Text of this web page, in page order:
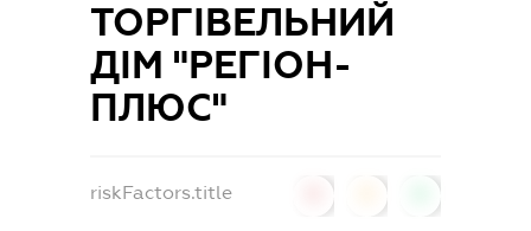
ТОРГІВЕЛЬНИЙ
ДІМ "РЕГІОН-
ПЛЮС"
riskFactors.title